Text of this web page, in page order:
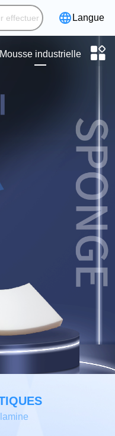
Langue
Mousse industrielle